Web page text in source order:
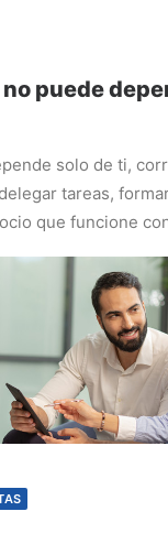
puede
solo de ti,
tareas,
que funcione